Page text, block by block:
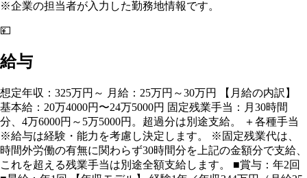
※企業の担当者が入力した勤務地情報です。
💴
給与
想定年収：325万円～ 月給：25万円～30万円 【月給の内訳】
基本給：20万4000円〜24万5000円 固定残業手当：月30時間
分、4万6000円～5万5000円。超過分は別途支給。 ＋各種手当
※給与は経験・能力を考慮し決定します。 ※固定残業代は、
時間外労働の有無に関わらず30時間分を上記の金額分で支給、
これを超える残業手当は別途全額支給します。 ■賞与：年2回